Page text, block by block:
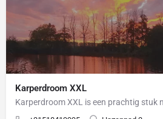
Karperdroom XXL